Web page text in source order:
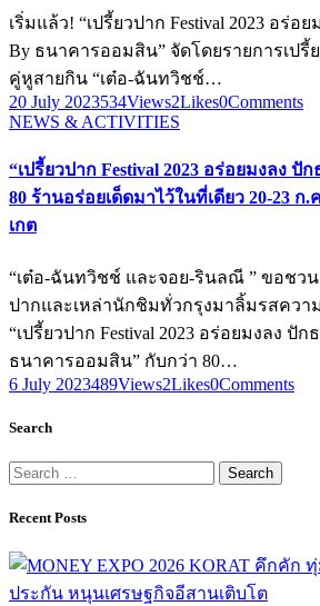
เริ่มแล้ว! “เปรี้ยวปาก Festival 2023 อร่อ
By ธนาคารออมสิน” จัดโดยรายการเปรี้
คู่หูสายกิน “เต๋อ-ฉันทวิชช์…
20 July 2023534Views2Likes0Comments
NEWS & ACTIVITIES
“เปรี้ยวปาก Festival 2023 อร่อยมงลง ปั
80 ร้านอร่อยเด็ดมาไว้ในที่เดียว 20-23 ก
เกต
“เต๋อ-ฉันทวิชช์ และจอย-รินลณี ” ขอชวน
ปากและเหล่านักชิมทั่วกรุงมาลิ้มรสควา
“เปรี้ยวปาก Festival 2023 อร่อยมงลง ปั
ธนาคารออมสิน” กับกว่า 80…
6 July 2023489Views2Likes0Comments
Search
Search
for:
Recent Posts